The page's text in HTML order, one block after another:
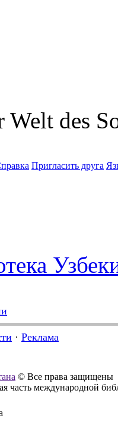
des
Пригласить друга
· Реклама
© Все права защищены
часть международной